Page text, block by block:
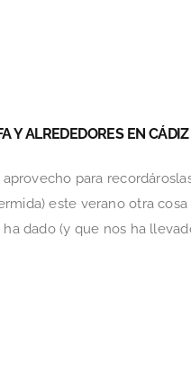
Y ALREDEDORES EN CÁDIZ
para
este verano otra
dado (y que nos ha